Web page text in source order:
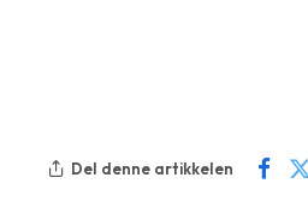
Del denne artikkelen